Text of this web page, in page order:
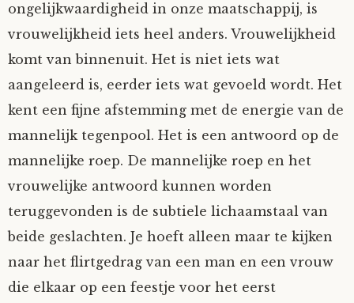
ongelijkwaardigheid in onze maatschappij, is
vrouwelijkheid iets heel anders. Vrouwelijkheid
komt van binnenuit. Het is niet iets wat
aangeleerd is, eerder iets wat gevoeld wordt. Het
kent een fijne afstemming met de energie van de
mannelijk tegenpool. Het is een antwoord op de
mannelijke roep. De mannelijke roep en het
vrouwelijke antwoord kunnen worden
teruggevonden is de subtiele lichaamstaal van
beide geslachten. Je hoeft alleen maar te kijken
naar het flirtgedrag van een man en een vrouw
die elkaar op een feestje voor het eerst